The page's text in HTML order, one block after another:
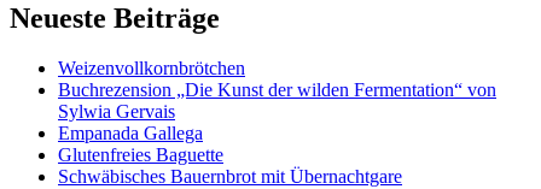
Neueste Beiträge
Weizenvollkornbrötchen
Buchrezension „Die Kunst der wilden Fermentation“ von
Sylwia Gervais
Empanada Gallega
Glutenfreies Baguette
Schwäbisches Bauernbrot mit Übernachtgare